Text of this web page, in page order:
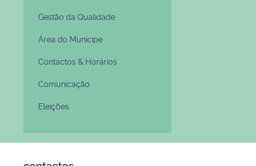
Gestão da Qualidade
Área do Munícipe
Contactos & Horários
Comunicação
Eleições